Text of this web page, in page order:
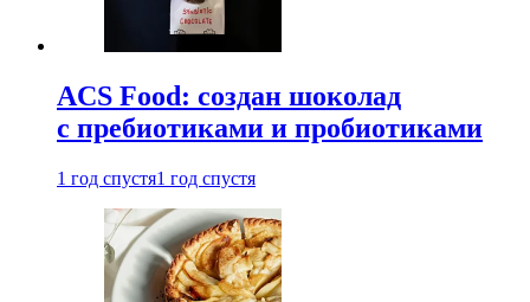
ACS Food: создан шоколад
с пребиотиками и пробиотиками
1 год спустя1 год спустя